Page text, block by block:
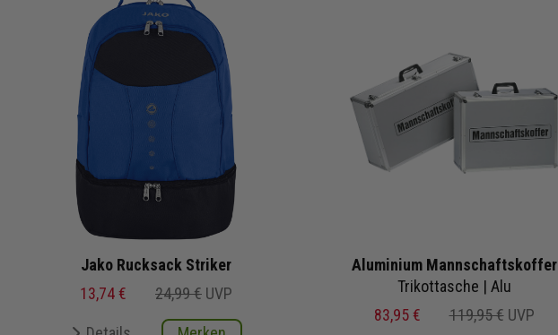
Jako Rucksack Striker
13,74 €
24,99 € UVP
Aluminium Mannschaftskoffer
Trikottasche | Alu
83,95 €
119,95 € UVP